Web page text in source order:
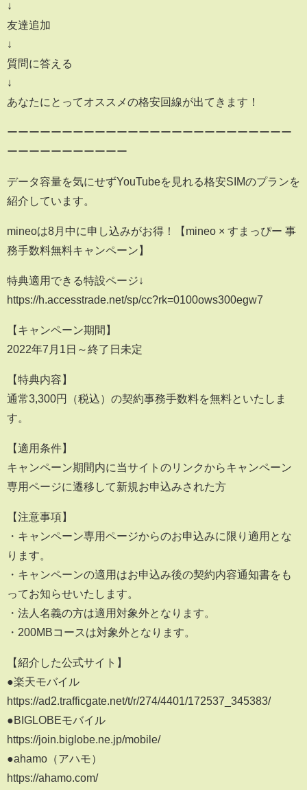
↓
友達追加
↓
質問に答える
↓
あなたにとってオススメの格安回線が出てきます！
ーーーーーーーーーーーーーーーーーーーーーーーーーー
ーーーーーーーーーーー
データ容量を気にせずYouTubeを見れる格安SIMのプランを
紹介しています。
mineoは8月中に申し込みがお得！【mineo × すまっぴー 事
務手数料無料キャンペーン】
特典適用できる特設ページ↓
https://h.accesstrade.net/sp/cc?rk=0100ows300egw7
【キャンペーン期間】
2022年7月1日～終了日未定
【特典内容】
通常3,300円（税込）の契約事務手数料を無料といたしま
す。
【適用条件】
キャンペーン期間内に当サイトのリンクからキャンペーン
専用ページに遷移して新規お申込みされた方
【注意事項】
・キャンペーン専用ページからのお申込みに限り適用とな
ります。
・キャンペーンの適用はお申込み後の契約内容通知書をも
ってお知らせいたします。
・法人名義の方は適用対象外となります。
・200MBコースは対象外となります。
【紹介した公式サイト】
●楽天モバイル
https://ad2.trafficgate.net/t/r/274/4401/172537_345383/
●BIGLOBEモバイル
https://join.biglobe.ne.jp/mobile/
●ahamo（アハモ）
https://ahamo.com/